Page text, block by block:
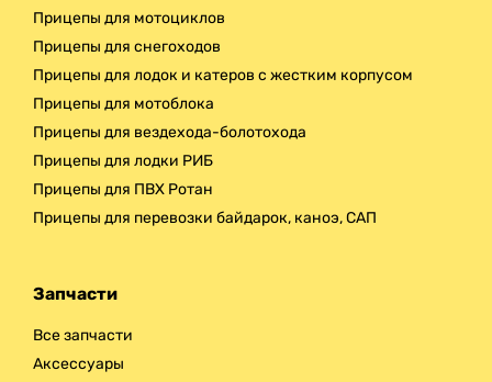
Прицепы для мотоциклов
Прицепы для снегоходов
Прицепы для лодок и катеров с жестким корпусом
Прицепы для мотоблока
Прицепы для вездехода-болотохода
Прицепы для лодки РИБ
Прицепы для ПВХ Ротан
Прицепы для перевозки байдарок, каноэ, САП
Запчасти
Все запчасти
Аксессуары